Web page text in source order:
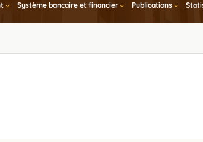
Système bancaire et financier Publications